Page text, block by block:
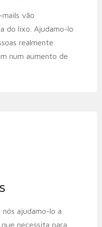
vão
do lixo. Ajudamo-lo
realmente
num aumento de
ajudamo-lo a
necessita para